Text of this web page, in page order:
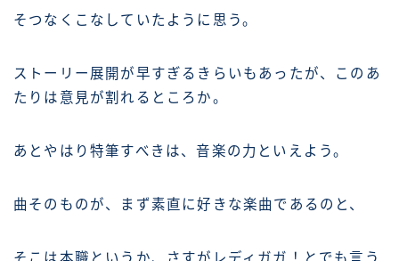
そつなくこなしていたように思う。
ストーリー展開が早すぎるきらいもあったが、このあ
たりは意見が割れるところか。
あとやはり特筆すべきは、音楽の力といえよう。
曲そのものが、まず素直に好きな楽曲であるのと、